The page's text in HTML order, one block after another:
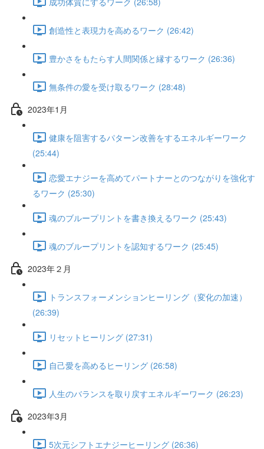
創造性と表現力を高めるワーク (26:42)
豊かさをもたらす人間関係と縁するワーク (26:36)
無条件の愛を受け取るワーク (28:48)
2023年1月
健康を阻害するパターン改善をするエネルギーワーク
(25:44)
恋愛エナジーを高めてパートナーとのつながりを強化す
るワーク (25:30)
魂のブループリントを書き換えるワーク (25:43)
魂のブループリントを認知するワーク (25:45)
2023年２月
トランスフォーメンションヒーリング（変化の加速）
(26:39)
リセットヒーリング (27:31)
自己愛を高めるヒーリング (26:58)
人生のバランスを取り戻すエネルギーワーク (26:23)
2023年3月
5次元シフトエナジーヒーリング (26:36)